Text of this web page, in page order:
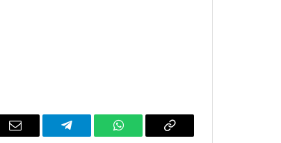
Email Telegram WhatsAppCopy